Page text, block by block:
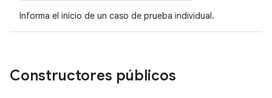
Informa el inicio de un caso de prueba individual.
Constructores públicos